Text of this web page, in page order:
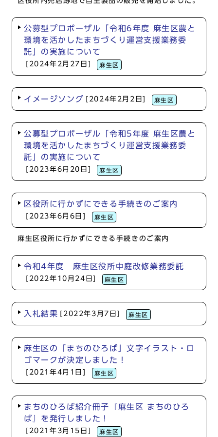
公募型プロポーザル「令和6年度 麻生区農と
環境を活かしたまちづくり運営支援業務委
託」の実施について
[2024年2月27日] 麻生区
イメージソング [2024年2月2日] 麻生区
公募型プロポーザル「令和5年度 麻生区農と
環境を活かしたまちづくり運営支援業務委
託」の実施について
[2023年6月20日] 麻生区
区役所に行かずにできる手続きのご案内
[2023年6月6日] 麻生区
麻生区役所に行かずにできる手続きのご案内
令和4年度 麻生区役所中庭改修業務委託
[2022年10月24日] 麻生区
入札結果 [2022年3月7日] 麻生区
麻生区の「まちのひろば」文字イラスト・ロ
ゴマークが決定しました！
[2021年4月1日] 麻生区
まちのひろば紹介冊子『麻生区 まちのひろ
ば』を発行しました！
[2021年3月15日] 麻生区